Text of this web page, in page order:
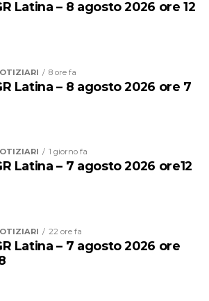
a Cala Inferno e, soprattutto,
garantito dall’utilizzo di tre sole
puntualizza che “Ponza ha un
idrico e, pertanto, il Comune non
di queste situazioni”.
come altri suoi colleghi si è dovuto
Latina – 8 agosto 2026 ore 12
8 ore fa
Latina – 8 agosto 2026 ore 7
1 giorno fa
Latina – 7 agosto 2026 ore12
22 ore fa
Latina – 7 agosto 2026 ore